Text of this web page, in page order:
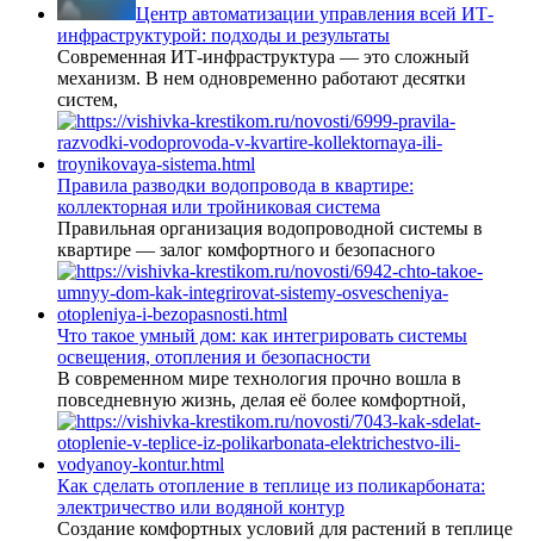
Центр автоматизации управления всей ИТ-
инфраструктурой: подходы и результаты
Современная ИТ-инфраструктура — это сложный
механизм. В нем одновременно работают десятки
систем,
Правила разводки водопровода в квартире:
коллекторная или тройниковая система
Правильная организация водопроводной системы в
квартире — залог комфортного и безопасного
Что такое умный дом: как интегрировать системы
освещения, отопления и безопасности
В современном мире технология прочно вошла в
повседневную жизнь, делая её более комфортной,
Как сделать отопление в теплице из поликарбоната:
электричество или водяной контур
Создание комфортных условий для растений в теплице